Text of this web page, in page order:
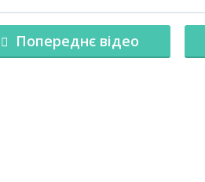
Попереднє відео